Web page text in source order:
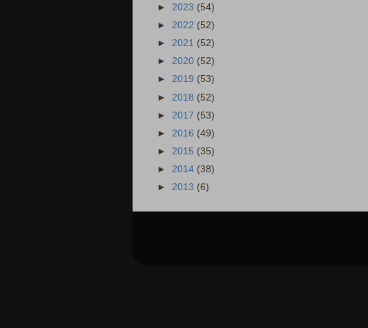
► 2023 (54)
► 2022 (52)
► 2021 (52)
► 2020 (52)
► 2019 (53)
► 2018 (52)
► 2017 (53)
► 2016 (49)
► 2015 (35)
► 2014 (38)
► 2013 (6)